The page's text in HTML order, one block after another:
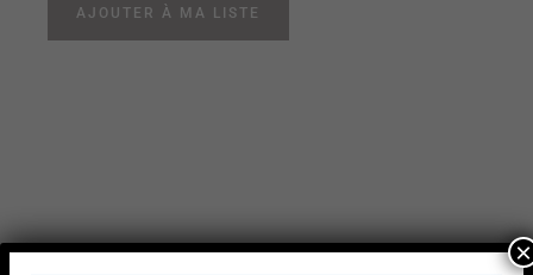
AJOUTER À MA LISTE
×